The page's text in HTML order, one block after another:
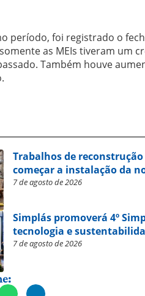
período, foi registrado o
as MEIs tiveram um
Também houve
Trabalhos de
começar a instalação da
7 de agosto de 2026
Simplás promoverá 4º
tecnologia e
7 de agosto de 2026